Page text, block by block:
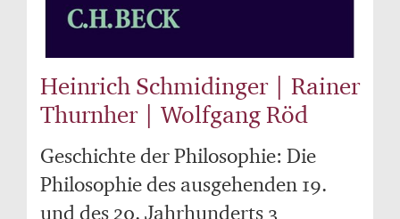
Heinrich Schmidinger | Rainer
Thurnher | Wolfgang Röd
Geschichte der Philosophie: Die
Philosophie des ausgehenden 19.
und des 20. Jahrhunderts 3